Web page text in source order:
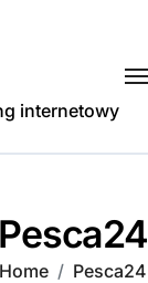
internetowy
Pesca24
Home Pesca24